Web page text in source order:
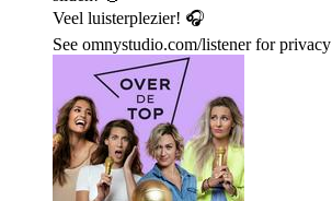
Veel luisterplezier! 🎧
See omnystudio.com/listener for